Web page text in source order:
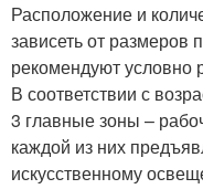
Расположение и
зависеть от
рекомендуют условно
В соответствии с
3 главные зоны –
каждой из них
искусственному